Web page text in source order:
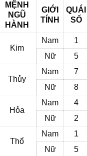
MỆNH
NGŨ
HÀNH
GIỚI
TÍNH
QUÁI
SỐ
Kim
Nam 1
Nữ
5
Thủy
Nam 7
Nữ
8
Hỏa
Nam 4
Nữ
2
Thổ
Nam 1
Nữ
5